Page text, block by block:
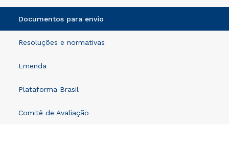
Documentos para envio
Resoluções e normativas
Emenda
Plataforma Brasil
Comitê de Avaliação